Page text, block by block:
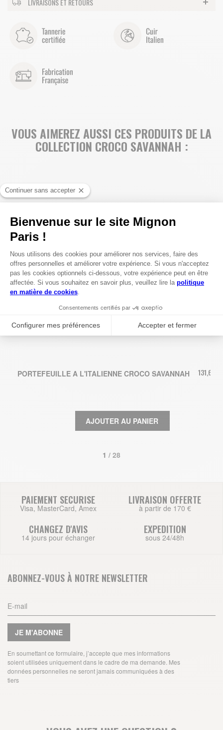
LIVRAISONS ET RETOURS
VOUS AIMEREZ AUSSI CES PRODUITS DE LA
COLLECTION CROCO SAVANNAH :
PORTEFEUILLE A L'ITALIENNE CROCO SAVANNAH 131,67 €
AJOUTER AU PANIER
1 / 28
PAIEMENT SECURISE
Visa, MasterCard, Amex
LIVRAISON OFFERTE
à partir de 170 €
CHANGEZ D'AVIS
14 jours pour échanger
EXPEDITION
sous 24/48h
ABONNEZ-VOUS À NOTRE NEWSLETTER
JE M'ABONNE
En soumettant ce formulaire, j’accepte que mes informations
soient utilisées uniquement dans le cadre de ma demande. Mes
données personnelles ne seront jamais communiquées à des
tiers